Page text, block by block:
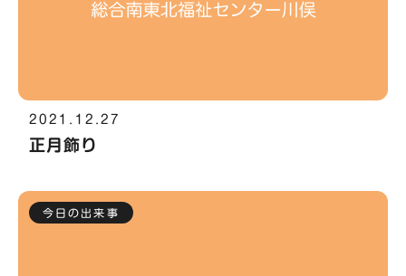
2021.12.27
正月飾り
今日の出来事